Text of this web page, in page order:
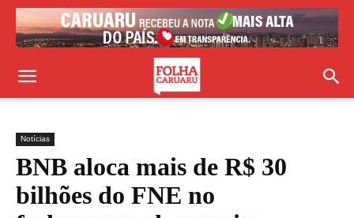
Notícias
BNB aloca mais de R$ 30
bilhões do FNE no